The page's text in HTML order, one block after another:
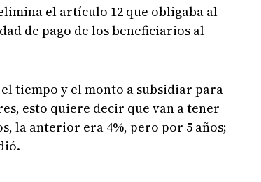
el artículo 12 que obligaba al
de pago de los beneficiarios al
tiempo y el monto a subsidiar para
esto quiere decir que van a tener
la anterior era 4%, pero por 5 años;